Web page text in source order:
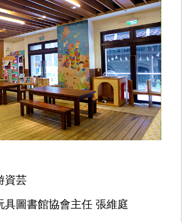
資芸
具圖書館協會主任 張維庭